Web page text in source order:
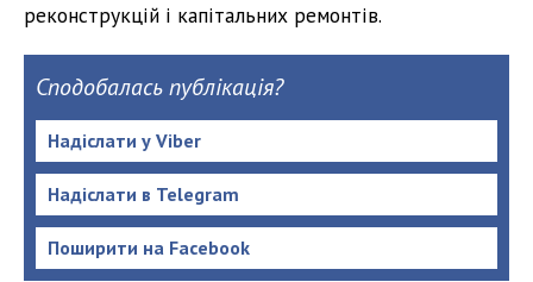
реконструкцій і капітальних ремонтів.
Сподобалась публікація?
Надіслати у Viber
Надіслати в Telegram
Поширити на Facebook